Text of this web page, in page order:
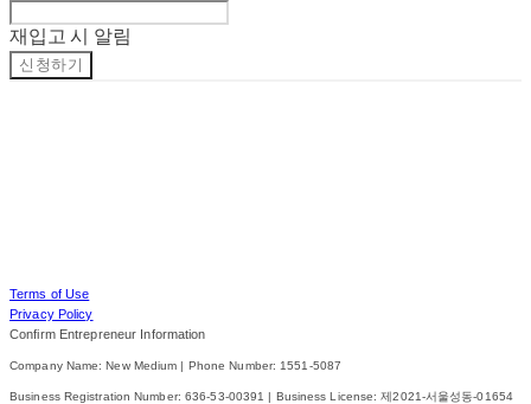
재입고 시 알림
신청하기
Terms of Use
Privacy Policy
Confirm Entrepreneur Information
Company Name: New Medium | Phone Number: 1551-5087
Business Registration Number: 636-53-00391 | Business License:제2021-서울성동-01654